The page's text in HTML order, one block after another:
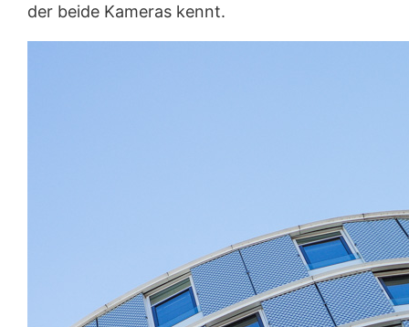
der beide Kameras kennt.